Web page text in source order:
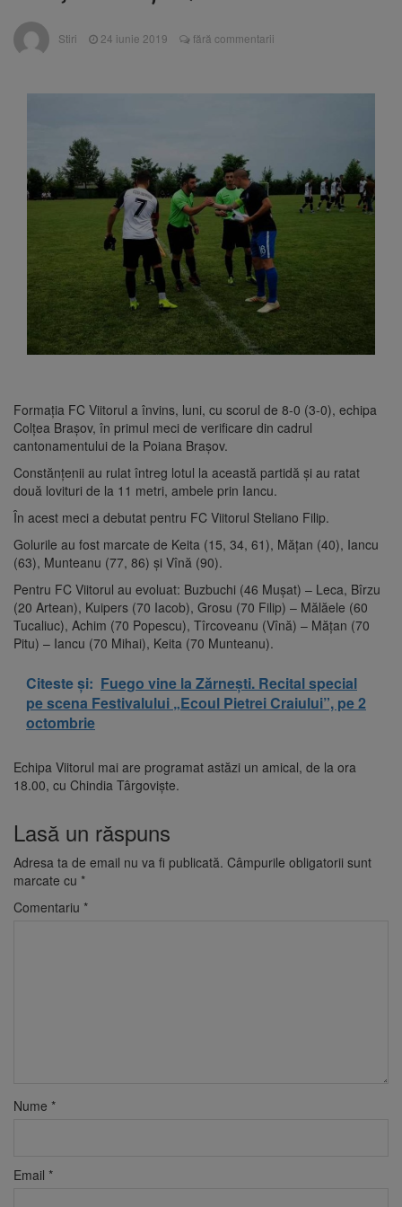
Ormeniș
6 august 2026
suspeND.ro pentru urmărirea inițiativei de
dosarul lui Călin Georgescu și Horațiu Potra.
biodiversitate 2026-2030, adoptată de Senat.
Proiectul merge la promulgare
Stiri 24 iunie 2019 fără commentarii
Formaţia FC Viitorul a învins, luni, cu scorul de 8-0 (3-0), echipa
Colţea Braşov, în primul meci de verificare din cadrul
cantonamentului de la Poiana Braşov.
Constănţenii au rulat întreg lotul la această partidă şi au ratat
două lovituri de la 11 metri, ambele prin Iancu.
În acest meci a debutat pentru FC Viitorul Steliano Filip.
Golurile au fost marcate de Keita (15, 34, 61), Măţan (40), Iancu
(63), Munteanu (77, 86) şi Vînă (90).
Pentru FC Viitorul au evoluat: Buzbuchi (46 Muşat) – Leca, Bîrzu
(20 Artean), Kuipers (70 Iacob), Grosu (70 Filip) – Mălăele (60
Tucaliuc), Achim (70 Popescu), Tîrcoveanu (Vînă) – Măţan (70
Pitu) – Iancu (70 Mihai), Keita (70 Munteanu).
Citeste și: Fuego vine la Zărnești. Recital special
pe scena Festivalului „Ecoul Pietrei Craiului”, pe 2
octombrie
Echipa Viitorul mai are programat astăzi un amical, de la ora
18.00, cu Chindia Târgovişte.
Lasă un răspuns
Adresa ta de email nu va fi publicată. Câmpurile obligatorii sunt
marcate cu *
Comentariu *
Nume *
Email *